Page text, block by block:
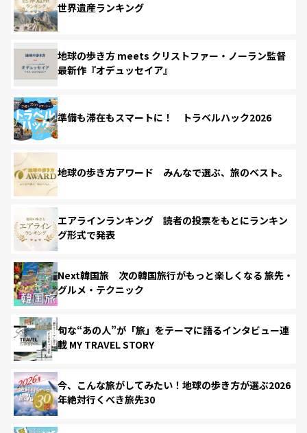
世界遺産ランキング
地球の歩き方 meets クリストファー・ノーラン監督
最新作『オデュッセイア』
準備も滞在もスマートに！ トラベルハック2026
地球の歩き方アワード みんなで選ぶ、旅のベスト。
エアラインランキング 読者の投票をもとにランキン
グ形式で発表
Next韓国旅 次の韓国旅行がもっと楽しくなる 旅先・
グルメ・テクニック
旬な“あの人”が「旅」をテーマに語るインタビュー連
載 MY TRAVEL STORY
今、こんな旅がしてみたい！地球の歩き方が選ぶ2026
年絶対行くべき旅先30